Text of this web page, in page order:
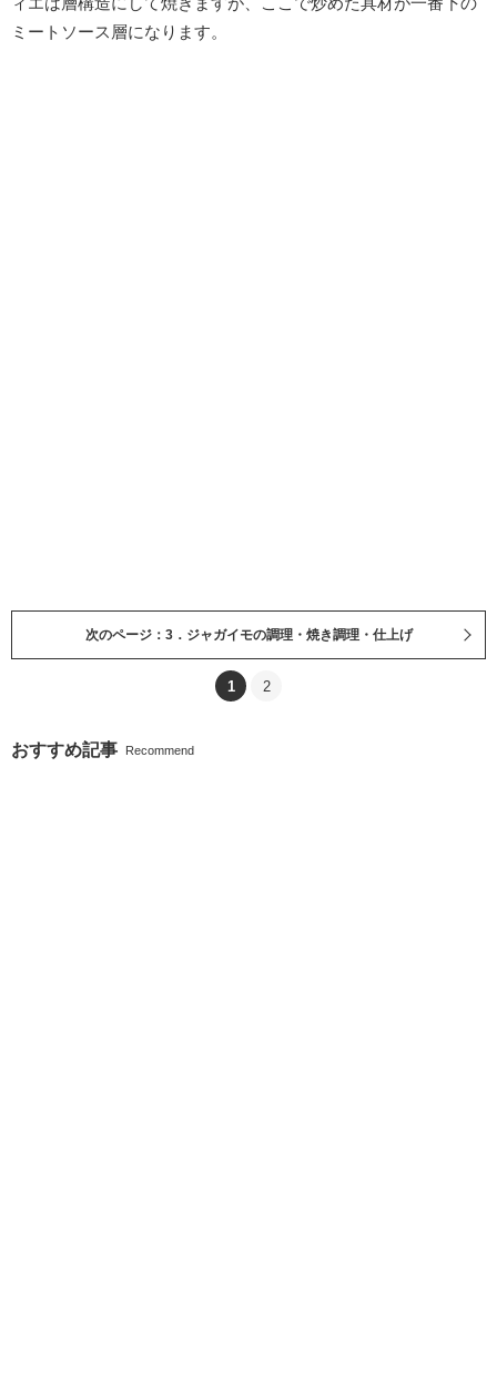
ミートソース層になります。
次のページ：3．ジャガイモの調理・焼き調理・仕上げ
1 2
おすすめ記事 Recommend